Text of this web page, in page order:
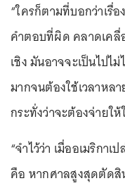
“ใครก็ตามที่บอกว่าเรื่
คำตอบที่ผิด คลาดเคลื่
เชิง มันอาจจะเป็นไปไ
มากจนต้องใช้เวลาหล
กระทั่งว่าจะต้องจ่ายใ
“จำไว้ว่า เมื่ออเมริกา
คือ หากศาลสูงสุดตัดสิ